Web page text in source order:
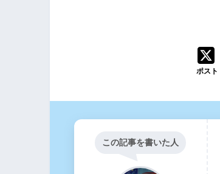
ポスト
この記事を書いた人